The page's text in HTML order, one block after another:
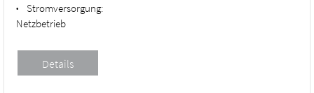
•
Stromversorgung:
Netzbetrieb